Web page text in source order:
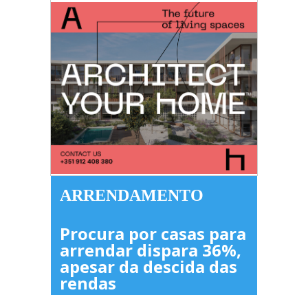
ARRENDAMENTO
Procura por casas para
arrendar dispara 36%,
apesar da descida das
rendas